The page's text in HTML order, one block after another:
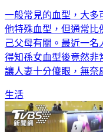
一般常見的血型，大
他特殊血型，但通常比
己父母有關。最近一
得知孫女血型後竟然非
讓人妻十分傻眼，無奈
生活